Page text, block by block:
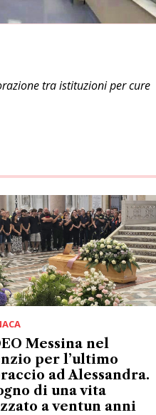
tra istituzioni per cure
Messina nel
per l’ultimo
ad Alessandra.
di una vita
a ventun anni